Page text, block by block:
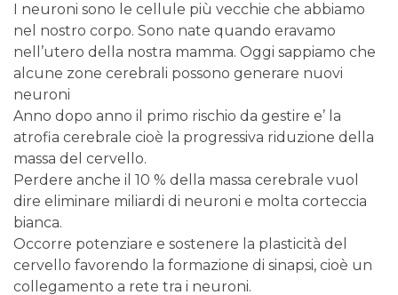
I neuroni sono le cellule più vecchie che abbiamo
nel nostro corpo. Sono nate quando eravamo
nell’utero della nostra mamma. Oggi sappiamo che
alcune zone cerebrali possono generare nuovi
neuroni
Anno dopo anno il primo rischio da gestire e’ la
atrofia cerebrale cioè la progressiva riduzione della
massa del cervello.
Perdere anche il 10 % della massa cerebrale vuol
dire eliminare miliardi di neuroni e molta corteccia
bianca.
Occorre potenziare e sostenere la plasticità del
cervello favorendo la formazione di sinapsi, cioè un
collegamento a rete tra i neuroni.